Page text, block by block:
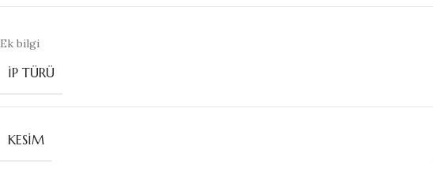
Ek bilgi
İP TÜRÜ
KESIM